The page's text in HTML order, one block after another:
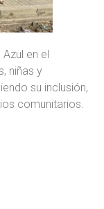
en el
niñas y
su inclusión,
comunitarios.